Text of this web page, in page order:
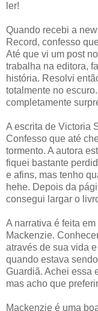
ler!
Quando recebi a
Record, confesso
Até que vi um post
trabalha na editora,
história. Resolvi
totalmente no
completamente
A escrita de Victoria
Confesso que até
tormento. A autora
fiquei bastante
e afins, mas tenho
hehe. Depois da
consegui largar o
A narrativa é feita
Mackenzie.
através de sua vida
quando estava
Guardiã. Achei essa
mas acho que
Mackenzie é uma